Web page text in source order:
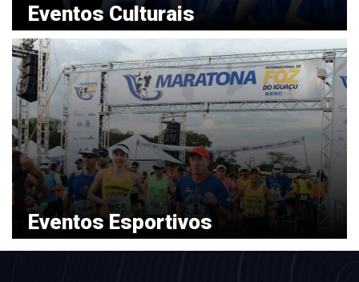
Eventos Culturais
VER MAIS
Eventos Esportivos
VER MAIS